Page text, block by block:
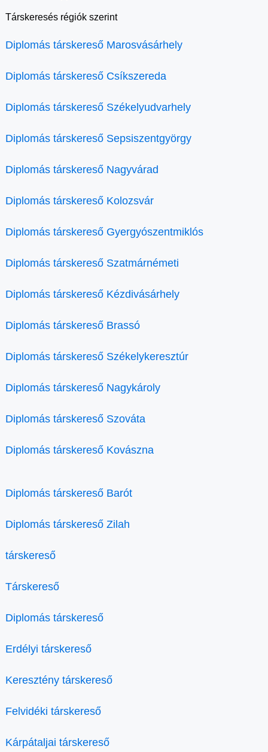
Társkeresés régiók szerint
Diplomás társkereső Marosvásárhely
Diplomás társkereső Csíkszereda
Diplomás társkereső Székelyudvarhely
Diplomás társkereső Sepsiszentgyörgy
Diplomás társkereső Nagyvárad
Diplomás társkereső Kolozsvár
Diplomás társkereső Gyergyószentmiklós
Diplomás társkereső Szatmárnémeti
Diplomás társkereső Kézdivásárhely
Diplomás társkereső Brassó
Diplomás társkereső Székelykeresztúr
Diplomás társkereső Nagykároly
Diplomás társkereső Szováta
Diplomás társkereső Kovászna
Diplomás társkereső Barót
Diplomás társkereső Zilah
társkereső
Társkereső
Diplomás társkereső
Erdélyi társkereső
Keresztény társkereső
Felvidéki társkereső
Kárpátaljai társkereső